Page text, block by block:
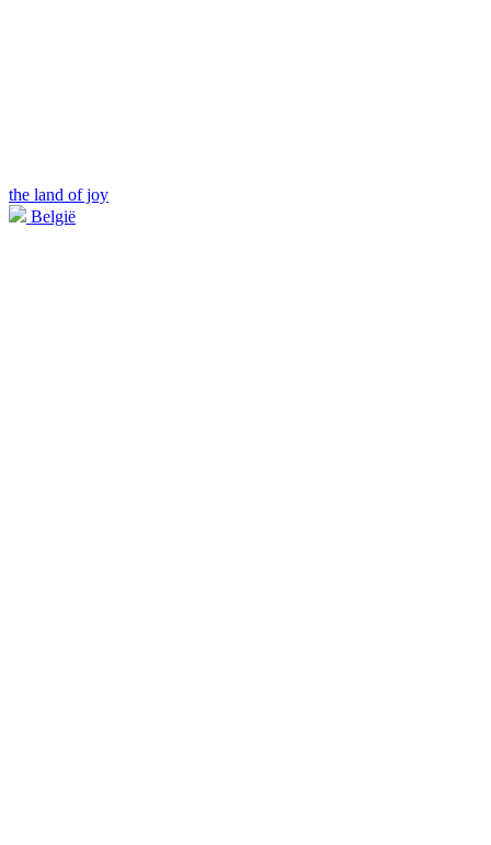
the land of joy
België